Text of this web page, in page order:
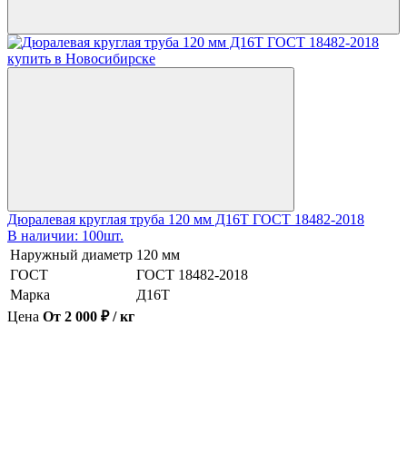
Дюралевая круглая труба 120 мм Д16Т ГОСТ 18482-2018
В наличии: 100шт.
Наружный диаметр 120 мм
ГОСТ
ГОСТ 18482-2018
Марка
Д16Т
Цена От 2 000 ₽ / кг